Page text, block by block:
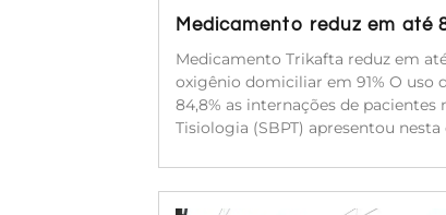
Medicamento reduz em até
Medicamento Trikafta reduz em
oxigênio domiciliar em 91% O
84,8% as internações de pacientes
Tisiologia (SBPT) apresentou